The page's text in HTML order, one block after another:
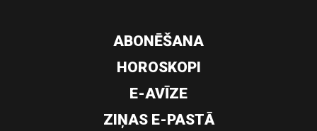
ABONĒŠANA
HOROSKOPI
E-AVĪZE
ZIŅAS E-PASTĀ